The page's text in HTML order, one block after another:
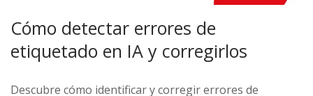
Cómo detectar errores de
etiquetado en IA y corregirlos
Descubre cómo identificar y corregir errores de